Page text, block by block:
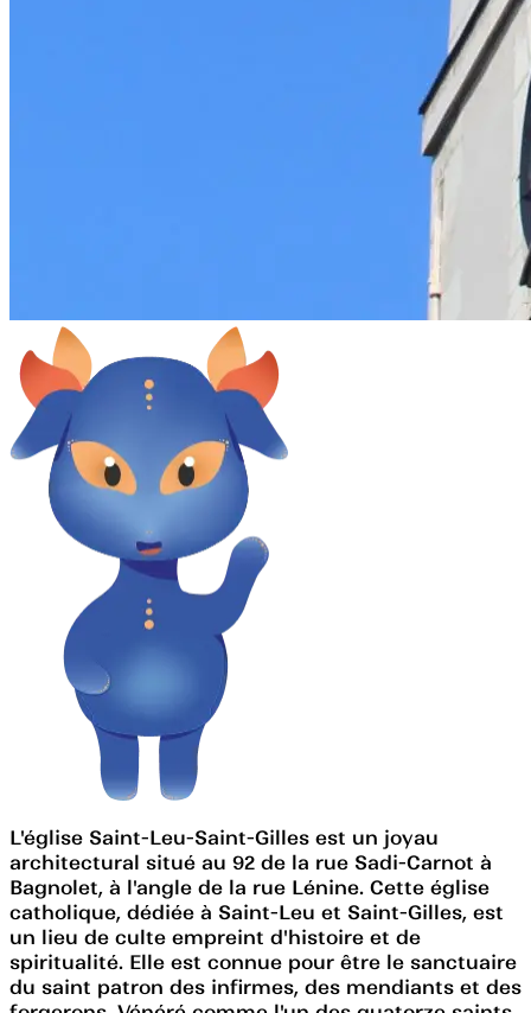
L'église Saint-Leu-Saint-Gilles est un joyau
architectural situé au 92 de la rue Sadi-Carnot à
Bagnolet, à l'angle de la rue Lénine. Cette église
catholique, dédiée à Saint-Leu et Saint-Gilles, est
un lieu de culte empreint d'histoire et de
spiritualité. Elle est connue pour être le sanctuaire
du saint patron des infirmes, des mendiants et des